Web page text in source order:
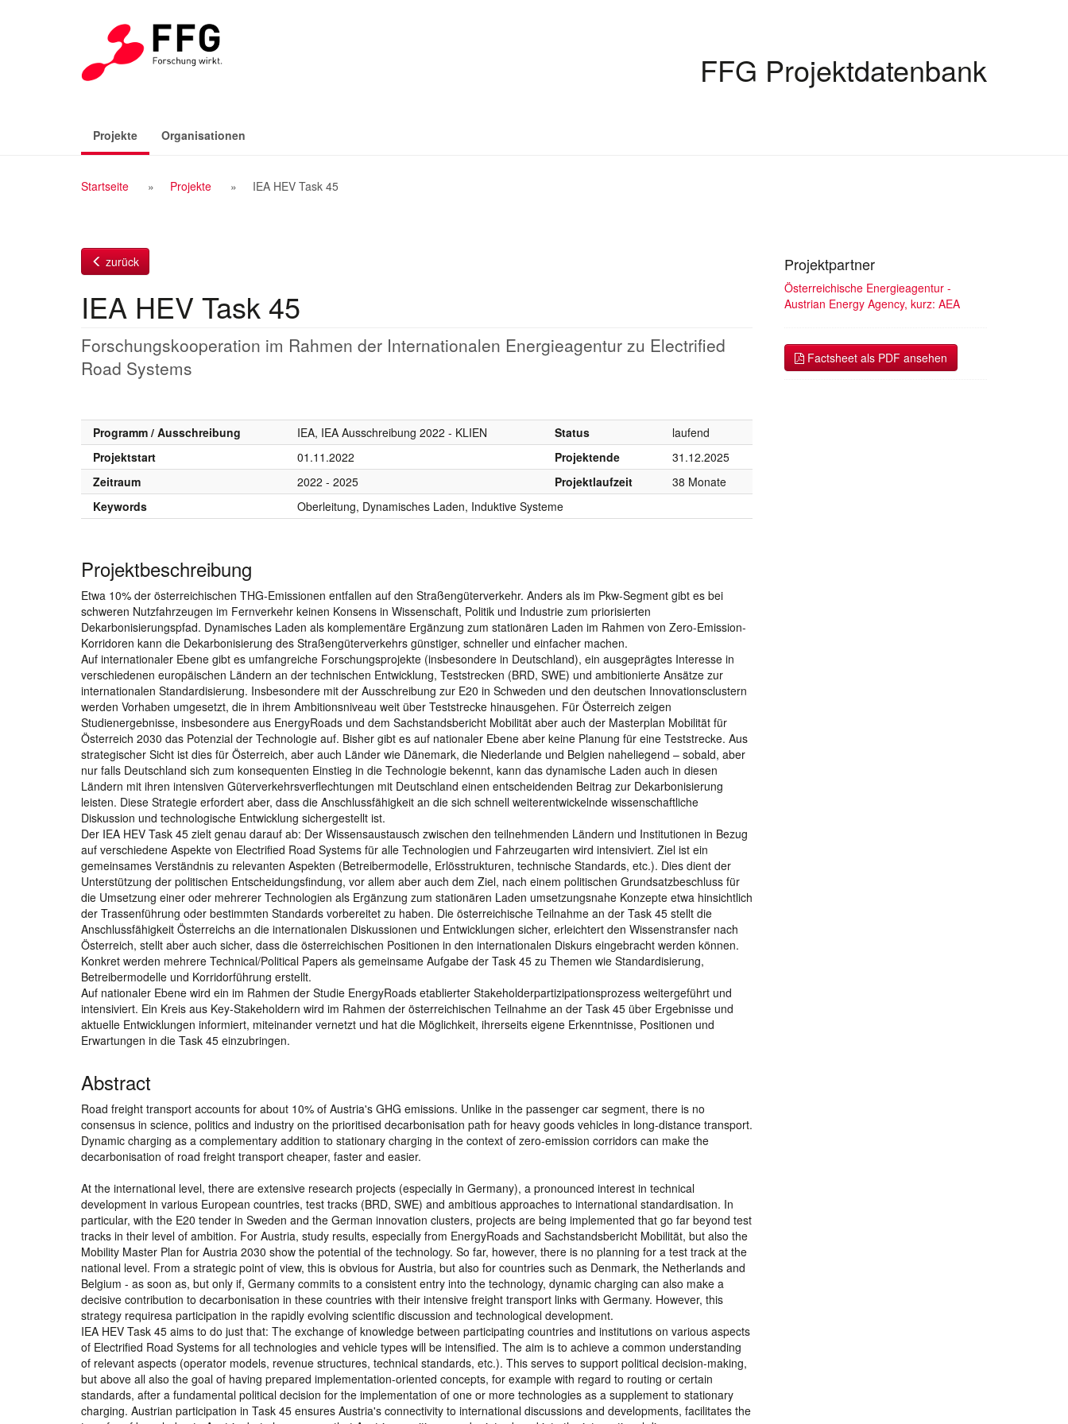
FFG Projektdatenbank
Projekte(aktiv)Organisationen
Breadcrumb
Startseite Projekte IEA HEV Task 45
zurück
IEA HEV Task 45
Forschungskooperation im Rahmen der Internationalen Energieagentur zu Electrified
Road Systems
Programm / Ausschreibung IEA, IEA Ausschreibung 2022 - KLIEN Status
laufend
Projektstart
01.11.2022 Projektende
31.12.2025
Zeitraum
2022 - 2025 Projektlaufzeit
38 Monate
Keywords
Oberleitung, Dynamisches Laden, Induktive Systeme
Projektbeschreibung
Etwa 10% der österreichischen THG-Emissionen entfallen auf den Straßengüterverkehr. Anders als im Pkw-Segment gibt es bei
schweren Nutzfahrzeugen im Fernverkehr keinen Konsens in Wissenschaft, Politik und Industrie zum priorisierten
Dekarbonisierungspfad. Dynamisches Laden als komplementäre Ergänzung zum stationären Laden im Rahmen von Zero-Emission-
Korridoren kann die Dekarbonisierung des Straßengüterverkehrs günstiger, schneller und einfacher machen.
Auf internationaler Ebene gibt es umfangreiche Forschungsprojekte (insbesondere in Deutschland), ein ausgeprägtes Interesse in
verschiedenen europäischen Ländern an der technischen Entwicklung, Teststrecken (BRD, SWE) und ambitionierte Ansätze zur
internationalen Standardisierung. Insbesondere mit der Ausschreibung zur E20 in Schweden und den deutschen Innovationsclustern
werden Vorhaben umgesetzt, die in ihrem Ambitionsniveau weit über Teststrecke hinausgehen. Für Österreich zeigen
Studienergebnisse, insbesondere aus EnergyRoads und dem Sachstandsbericht Mobilität aber auch der Masterplan Mobilität für
Österreich 2030 das Potenzial der Technologie auf. Bisher gibt es auf nationaler Ebene aber keine Planung für eine Teststrecke. Aus
strategischer Sicht ist dies für Österreich, aber auch Länder wie Dänemark, die Niederlande und Belgien naheliegend – sobald, aber
nur falls Deutschland sich zum konsequenten Einstieg in die Technologie bekennt, kann das dynamische Laden auch in diesen
Ländern mit ihren intensiven Güterverkehrsverflechtungen mit Deutschland einen entscheidenden Beitrag zur Dekarbonisierung
leisten. Diese Strategie erfordert aber, dass die Anschlussfähigkeit an die sich schnell weiterentwickelnde wissenschaftliche
Diskussion und technologische Entwicklung sichergestellt ist.
Der IEA HEV Task 45 zielt genau darauf ab: Der Wissensaustausch zwischen den teilnehmenden Ländern und Institutionen in Bezug
auf verschiedene Aspekte von Electrified Road Systems für alle Technologien und Fahrzeugarten wird intensiviert. Ziel ist ein
gemeinsames Verständnis zu relevanten Aspekten (Betreibermodelle, Erlösstrukturen, technische Standards, etc.). Dies dient der
Unterstützung der politischen Entscheidungsfindung, vor allem aber auch dem Ziel, nach einem politischen Grundsatzbeschluss für
die Umsetzung einer oder mehrerer Technologien als Ergänzung zum stationären Laden umsetzungsnahe Konzepte etwa hinsichtlich
der Trassenführung oder bestimmten Standards vorbereitet zu haben. Die österreichische Teilnahme an der Task 45 stellt die
Anschlussfähigkeit Österreichs an die internationalen Diskussionen und Entwicklungen sicher, erleichtert den Wissenstransfer nach
Österreich, stellt aber auch sicher, dass die österreichischen Positionen in den internationalen Diskurs eingebracht werden können.
Konkret werden mehrere Technical/Political Papers als gemeinsame Aufgabe der Task 45 zu Themen wie Standardisierung,
Betreibermodelle und Korridorführung erstellt.
Auf nationaler Ebene wird ein im Rahmen der Studie EnergyRoads etablierter Stakeholderpartizipationsprozess weitergeführt und
intensiviert. Ein Kreis aus Key-Stakeholdern wird im Rahmen der österreichischen Teilnahme an der Task 45 über Ergebnisse und
aktuelle Entwicklungen informiert, miteinander vernetzt und hat die Möglichkeit, ihrerseits eigene Erkenntnisse, Positionen und
Erwartungen in die Task 45 einzubringen.
Abstract
Road freight transport accounts for about 10% of Austria's GHG emissions. Unlike in the passenger car segment, there is no
consensus in science, politics and industry on the prioritised decarbonisation path for heavy goods vehicles in long-distance transport.
Dynamic charging as a complementary addition to stationary charging in the context of zero-emission corridors can make the
decarbonisation of road freight transport cheaper, faster and easier.
At the international level, there are extensive research projects (especially in Germany), a pronounced interest in technical
development in various European countries, test tracks (BRD, SWE) and ambitious approaches to international standardisation. In
particular, with the E20 tender in Sweden and the German innovation clusters, projects are being implemented that go far beyond test
tracks in their level of ambition. For Austria, study results, especially from EnergyRoads and Sachstandsbericht Mobilität, but also the
Mobility Master Plan for Austria 2030 show the potential of the technology. So far, however, there is no planning for a test track at the
national level. From a strategic point of view, this is obvious for Austria, but also for countries such as Denmark, the Netherlands and
Belgium - as soon as, but only if, Germany commits to a consistent entry into the technology, dynamic charging can also make a
decisive contribution to decarbonisation in these countries with their intensive freight transport links with Germany. However, this
strategy requiresa participation in the rapidly evolving scientific discussion and technological development.
IEA HEV Task 45 aims to do just that: The exchange of knowledge between participating countries and institutions on various aspects
of Electrified Road Systems for all technologies and vehicle types will be intensified. The aim is to achieve a common understanding
of relevant aspects (operator models, revenue structures, technical standards, etc.). This serves to support political decision-making,
but above all also the goal of having prepared implementation-oriented concepts, for example with regard to routing or certain
standards, after a fundamental political decision for the implementation of one or more technologies as a supplement to stationary
charging. Austrian participation in Task 45 ensures Austria's connectivity to international discussions and developments, facilitates the
Projektpartner
Österreichische Energieagentur -
Austrian Energy Agency, kurz: AEA
Factsheet als PDF ansehen